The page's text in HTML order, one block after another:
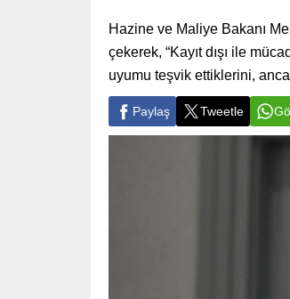
Hazine ve Maliye Bakanı
çekerek, “Kayıt dışı ile
uyumu teşvik ettiklerini,
Paylaş Tweetle